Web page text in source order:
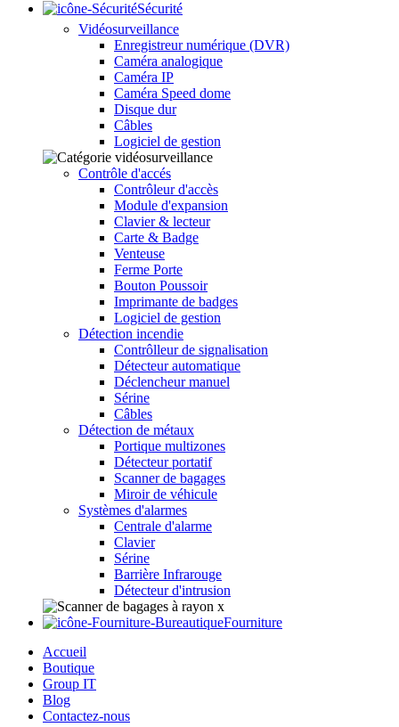
Sécurité
Vidéosurveillance
Enregistreur numérique (DVR)
Caméra analogique
Caméra IP
Caméra Speed dome
Disque dur
Câbles
Logiciel de gestion
Contrôle d'accés
Contrôleur d'accès
Module d'expansion
Clavier & lecteur
Carte & Badge
Venteuse
Ferme Porte
Bouton Poussoir
Imprimante de badges
Logiciel de gestion
Détection incendie
Contrôlleur de signalisation
Détecteur automatique
Déclencheur manuel
Sérine
Câbles
Détection de métaux
Portique multizones
Détecteur portatif
Scanner de bagages
Miroir de véhicule
Systèmes d'alarmes
Centrale d'alarme
Clavier
Sérine
Barrière Infrarouge
Détecteur d'intrusion
Fourniture
Accueil
Boutique
Group IT
Blog
Contactez-nous